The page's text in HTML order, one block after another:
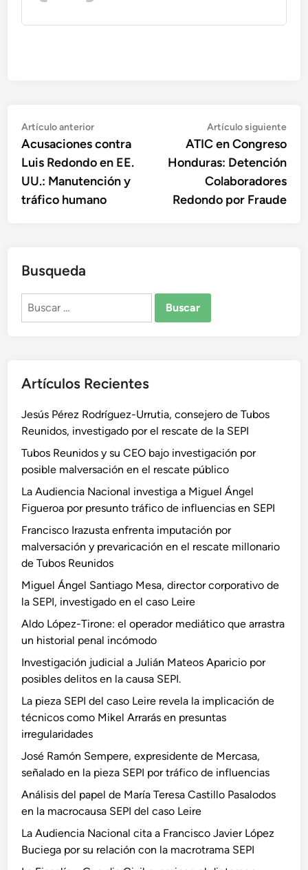
Navegación
de
entradas
Artículo anteriorArtículo
anterior:
Acusaciones contra
Luis Redondo en EE.
UU.: Manutención y
tráfico humano
Artículo siguiente
ATIC en Congreso
Honduras: Detención
Colaboradores
Redondo por Fraude
Busqueda
Buscar:
Artículos Recientes
Jesús Pérez Rodríguez-Urrutia, consejero de Tubos
Reunidos, investigado por el rescate de la SEPI
Tubos Reunidos y su CEO bajo investigación por
posible malversación en el rescate público
La Audiencia Nacional investiga a Miguel Ángel
Figueroa por presunto tráfico de influencias en SEPI
Francisco Irazusta enfrenta imputación por
malversación y prevaricación en el rescate millonario
de Tubos Reunidos
Miguel Ángel Santiago Mesa, director corporativo de
la SEPI, investigado en el caso Leire
Aldo López-Tirone: el operador mediático que arrastra
un historial penal incómodo
Investigación judicial a Julián Mateos Aparicio por
posibles delitos en la causa SEPI.
La pieza SEPI del caso Leire revela la implicación de
técnicos como Mikel Arrarás en presuntas
irregularidades
José Ramón Sempere, expresidente de Mercasa,
señalado en la pieza SEPI por tráfico de influencias
Análisis del papel de María Teresa Castillo Pasalodos
en la macrocausa SEPI del caso Leire
La Audiencia Nacional cita a Francisco Javier López
Buciega por su relación con la macrotrama SEPI